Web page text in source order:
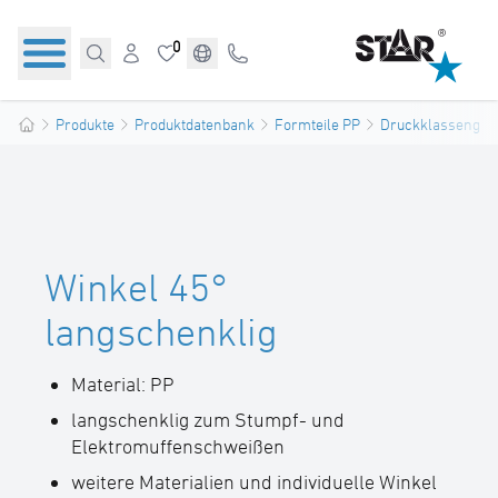
0
Produkte Produktdatenbank Formteile PP
Winkel 45°
langschenklig
Material: PP
langschenklig zum Stumpf- und
Elektromuffenschweißen
weitere Materialien und individuelle Winkel